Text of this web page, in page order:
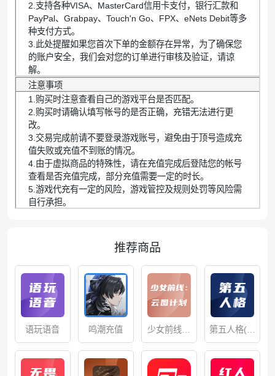
2.支持各种VISA、MasterCard信用卡支付，银行汇款和
PayPal、Grabpay、Touch'n Go、FPX、eNets Debit等多
种支付方式。
3.此处提醒如果您首次下单的金额存在异常，为了确保您
的账户安全，我们会对您的订单进行审核及验证，请谅
解。
注意事项
1.购买时注意查看自己的游戏平台是否匹配。
2.购买时请确认填写帐号的是否正确，充错无法进行更
改。
3.交易完成前请不要登录游戏账号，避免由于顶号造成充
值失败或充值不到账的情况。
4.由于虚拟商品的特殊性，请在充值完成后登陆您的帐号
查看是否充值完成，部分充值需要一定的时长。
5.游戏代充有一定的风险，游戏管控及规则处罚等风险需
自行承担。
推荐商品
语玩语音 鸣潮充值
少女前线手
游
第五人格(储
值/充值）